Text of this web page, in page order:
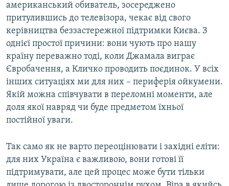
американський обиватель, зосереджено
притулившись до телевізора, чекає від свого
керівництва беззастережної підтримки Києва. З
однієї простої причини: вони чують про нашу
країну переважно тоді, коли Джамала виграє
Євробачення, а Кличко проводить поєдинок. У всіх
інших ситуаціях ми для них – периферія ойкумени.
Якій можна співчувати в переломні моменти, але
доля якої навряд чи буде предметом їхньої
постійної уваги.
Так само як не варто переоцінювати і західні еліти:
для них Україна є важливою, вони готові її
підтримувати, але цей процес може бути тільки